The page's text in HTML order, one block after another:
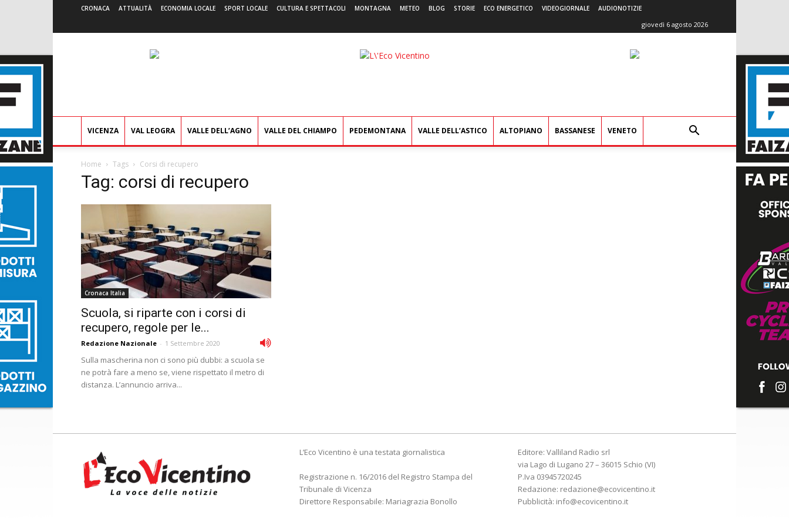
CRONACA ATTUALITÀ ECONOMIA LOCALE SPORT LOCALE CULTURA E SPETTACOLI MONTAGNA METEO BLOG STORIE ECO ENERGETICO VIDEOGIORNALE AUDIONOTIZIE
giovedì 6 agosto 2026
L'Eco
VICENZA VAL LEOGRA VALLE DELL’AGNO VALLE DEL CHIAMPO PEDEMONTANA VALLE DELL’ASTICO ALTOPIANO BASSANESE VENETO
Home Tags Corsi di recupero
Tag: corsi di recupero
Cronaca Italia
Scuola, si riparte con i corsi di
recupero, regole per le...
Redazione Nazionale - 1 Settembre 2020
Sulla mascherina non ci sono più dubbi: a scuola se
ne potrà fare a meno se, viene rispettato il metro di
distanza. L’annuncio arriva...
L’Eco Vicentino è una testata giornalistica
Registrazione n. 16/2016 del Registro Stampa del
Tribunale di Vicenza
Direttore Responsabile: Mariagrazia Bonollo
Editore: Valliland Radio srl
via Lago di Lugano 27 – 36015 Schio (VI)
P.Iva 03945720245
Redazione: redazione@ecovicentino.it
Pubblicità: info@ecovicentino.it